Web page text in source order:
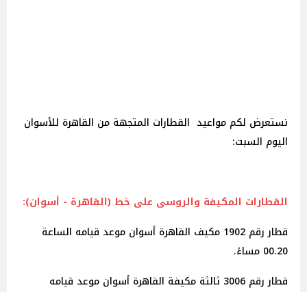
نستعرض لكم مواعيد القطارات المتجهة من القاهرة للأسوان
اليوم السبت:
القطارات المكيفة والروسى على خط (القاهرة - أسوان):
قطار رقم 1902 مكيف القاهرة أسوان موعد قيامه الساعة
00.20 مساءً.
قطار رقم 3006 ثالثة مكيفة القاهرة أسوان موعد قيامه